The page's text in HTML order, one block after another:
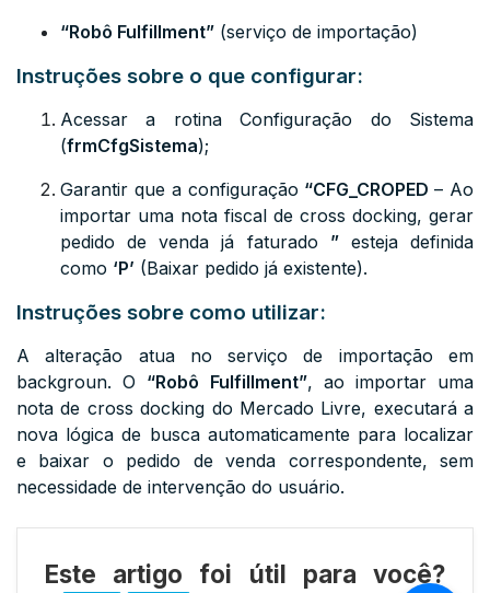
“Robô Fulfillment” (serviço de importação)
Instruções sobre o que configurar:
Acessar a rotina Configuração do Sistema
(frmCfgSistema);
Garantir que a configuração “CFG_CROPED– Ao
importar uma nota fiscal de cross docking, gerar
pedido de venda já faturado ”esteja definida
como ‘P’ (Baixar pedido já existente).
Instruções sobre como utilizar:
A alteração atua no serviço de importação em
backgroun. O “Robô Fulfillment”, ao importar uma
nota de cross docking do Mercado Livre, executará a
nova lógica de busca automaticamente para localizar
e baixar o pedido de venda correspondente, sem
necessidade de intervenção do usuário.
Este artigo foi útil para você?